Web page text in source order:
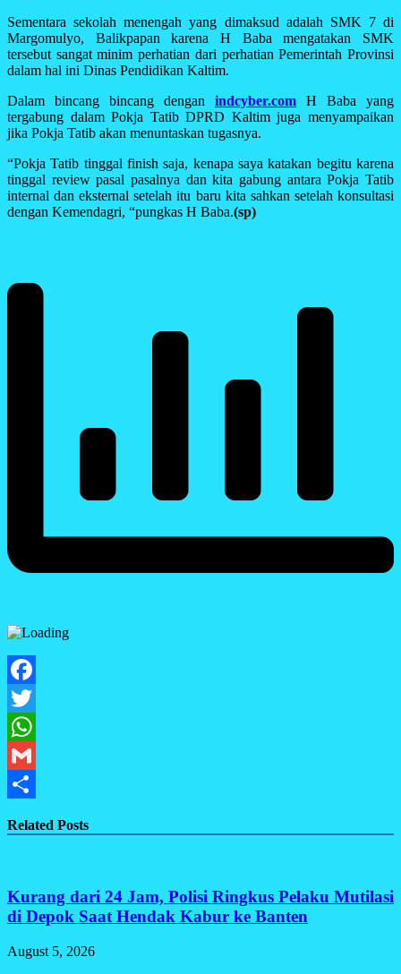
Sementara sekolah menengah yang dimaksud adalah SMK 7 di
Margomulyo, Balikpapan karena H Baba mengatakan SMK
tersebut sangat minim perhatian dari perhatian Pemerintah Provinsi
dalam hal ini Dinas Pendidikan Kaltim.
Dalam bincang bincang dengan indcyber.com H Baba yang
tergabung dalam Pokja Tatib DPRD Kaltim juga menyampaikan
jika Pokja Tatib akan menuntaskan tugasnya.
“Pokja Tatib tinggal finish saja, kenapa saya katakan begitu karena
tinggal review pasal pasalnya dan kita gabung antara Pokja Tatib
internal dan eksternal setelah itu baru kita sahkan setelah konsultasi
dengan Kemendagri, “pungkas H Baba.(sp)
Facebook
Twitter
WhatsApp
Gmail
Related Posts
Kurang dari 24 Jam, Polisi Ringkus Pelaku Mutilasi
di Depok Saat Hendak Kabur ke Banten
August 5, 2026